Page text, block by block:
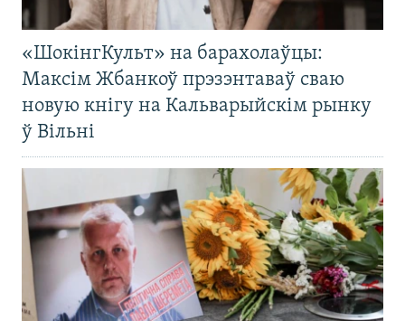
«ШокінгКульт» на барахолаўцы:
Максім Жбанкоў прэзэнтаваў сваю
новую кнігу на Кальварыйскім рынку
ў Вільні